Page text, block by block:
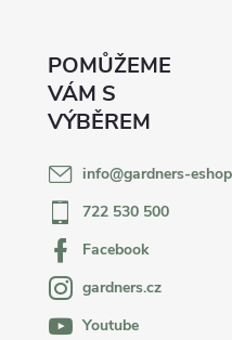
info@gardners-
722 530 500
Facebook
gardners.cz
Youtube